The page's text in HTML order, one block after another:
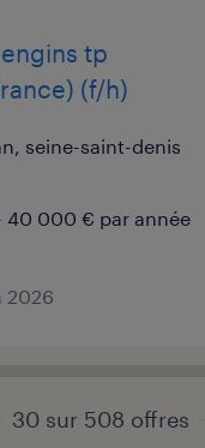
tp
(f/h)
seine-saint-denis
40 000 € par année
2026
30 sur 508 offres